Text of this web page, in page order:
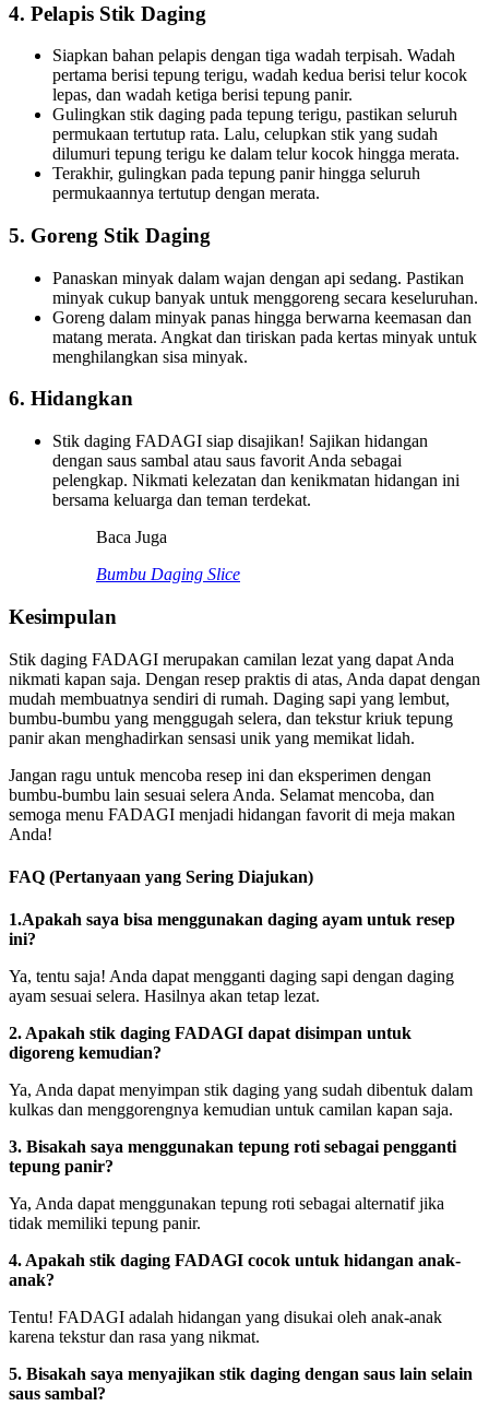
4. Pelapis Stik Daging
Siapkan bahan pelapis dengan tiga wadah terpisah. Wadah
pertama berisi tepung terigu, wadah kedua berisi telur kocok
lepas, dan wadah ketiga berisi tepung panir.
Gulingkan stik daging pada tepung terigu, pastikan seluruh
permukaan tertutup rata. Lalu, celupkan stik yang sudah
dilumuri tepung terigu ke dalam telur kocok hingga merata.
Terakhir, gulingkan pada tepung panir hingga seluruh
permukaannya tertutup dengan merata.
5. Goreng Stik Daging
Panaskan minyak dalam wajan dengan api sedang. Pastikan
minyak cukup banyak untuk menggoreng secara keseluruhan.
Goreng dalam minyak panas hingga berwarna keemasan dan
matang merata. Angkat dan tiriskan pada kertas minyak untuk
menghilangkan sisa minyak.
6. Hidangkan
Stik daging FADAGI siap disajikan! Sajikan hidangan
dengan saus sambal atau saus favorit Anda sebagai
pelengkap. Nikmati kelezatan dan kenikmatan hidangan ini
bersama keluarga dan teman terdekat.
Baca Juga
Bumbu Daging Slice
Kesimpulan
Stik daging FADAGI merupakan camilan lezat yang dapat Anda
nikmati kapan saja. Dengan resep praktis di atas, Anda dapat dengan
mudah membuatnya sendiri di rumah. Daging sapi yang lembut,
bumbu-bumbu yang menggugah selera, dan tekstur kriuk tepung
panir akan menghadirkan sensasi unik yang memikat lidah.
Jangan ragu untuk mencoba resep ini dan eksperimen dengan
bumbu-bumbu lain sesuai selera Anda. Selamat mencoba, dan
semoga menu FADAGI menjadi hidangan favorit di meja makan
Anda!
FAQ (Pertanyaan yang Sering Diajukan)
1.Apakah saya bisa menggunakan daging ayam untuk resep
ini?
Ya, tentu saja! Anda dapat mengganti daging sapi dengan daging
ayam sesuai selera. Hasilnya akan tetap lezat.
2. Apakah stik daging FADAGI dapat disimpan untuk
digoreng kemudian?
Ya, Anda dapat menyimpan stik daging yang sudah dibentuk dalam
kulkas dan menggorengnya kemudian untuk camilan kapan saja.
3. Bisakah saya menggunakan tepung roti sebagai pengganti
tepung panir?
Ya, Anda dapat menggunakan tepung roti sebagai alternatif jika
tidak memiliki tepung panir.
4. Apakah stik daging FADAGI cocok untuk hidangan anak-
anak?
Tentu! FADAGI adalah hidangan yang disukai oleh anak-anak
karena tekstur dan rasa yang nikmat.
5. Bisakah saya menyajikan stik daging dengan saus lain selain
saus sambal?